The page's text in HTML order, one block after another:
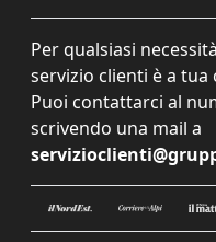
Per qualsiasi
servizio clienti è a
Puoi contattarci al
scrivendo una mail a